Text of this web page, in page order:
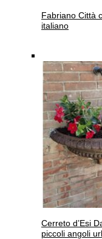
Fabriano Città
italiano
Cerreto d’Esi
piccoli angoli